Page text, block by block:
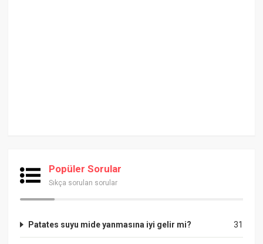
Popüler Sorular
Sıkça sorulan sorular
31
Patates suyu mide yanmasına iyi gelir mi?